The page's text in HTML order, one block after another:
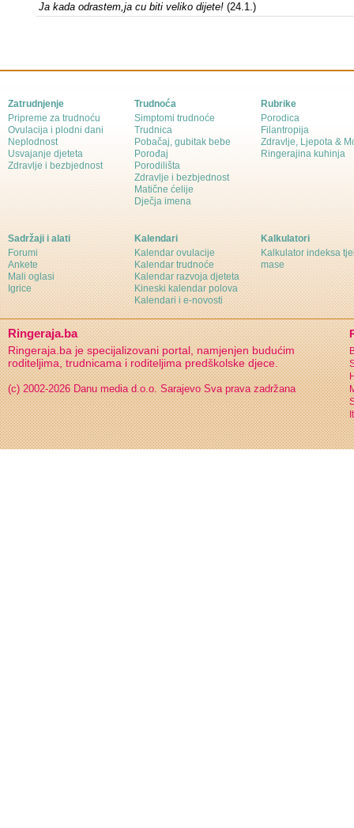
Ja kada odrastem,ja cu biti veliko dijete!(24.1.)
Zatrudnjenje
Pripreme za trudnoću
Ovulacija i plodni dani
Neplodnost
Usvajanje djeteta
Zdravlje i bezbjednost
Trudnoća
Simptomi trudnoće
Trudnica
Pobačaj, gubitak bebe
Porođaj
Porodilišta
Zdravlje i bezbjednost
Matične ćelije
Dječja imena
Rubrike
Porodica
Filantropija
Zdravlje, Ljepota &
Ringerajina kuhinja
Sadržaji i alati
Forumi
Ankete
Mali oglasi
Igrice
Kalendari
Kalendar ovulacije
Kalendar trudnoće
Kalendar razvoja djeteta
Kineski kalendar polova
Kalendari i e-novosti
Kalkulatori
Kalkulator indeksa
mase
Ringeraja.ba
Ringeraja.ba je specijalizovani portal, namjenjen budućim
roditeljima, trudnicama i roditeljima predškolske djece.
(c) 2002-2026 Danu media d.o.o. Sarajevo Sva prava zadržana